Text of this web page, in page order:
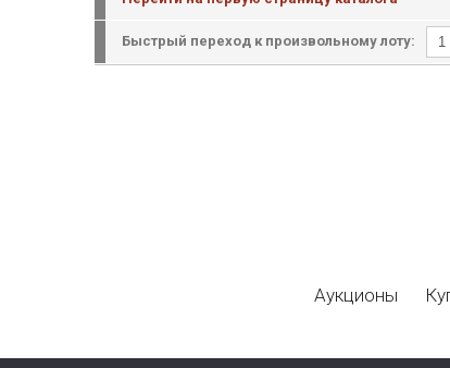
Быстрый переход к произвольному лоту:
Аукционы